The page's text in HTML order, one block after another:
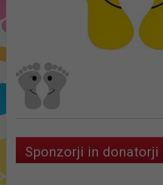
Sponzorji in donatorji